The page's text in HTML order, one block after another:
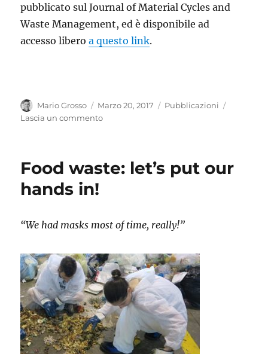
pubblicato sul Journal of Material Cycles and
Waste Management, ed è disponibile ad
accesso liberoa questo link.
Autore
Mario Grosso
Pubblicato
il
Marzo 20, 2017 Categorie
Pubblicazioni
Lascia un commentosu
internazionale
Food waste: let’s put our
hands in!
“We had masks most of time, really!”